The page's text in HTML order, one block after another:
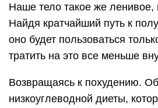
Наше тело такое же ленивое,
Найдя кратчайший путь к
оно будет пользоваться
тратить на это все меньше
Возвращаясь к похудению.
низкоуглеводной диеты,